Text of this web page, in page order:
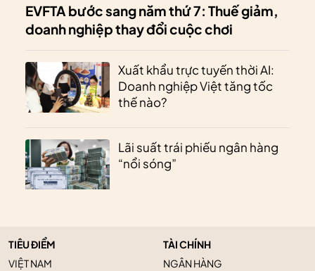
EVFTA bước sang năm thứ 7: Thuế giảm,
doanh nghiệp thay đổi cuộc chơi
Xuất khẩu trực tuyến thời AI:
Doanh nghiệp Việt tăng tốc
thế nào?
Lãi suất trái phiếu ngân hàng
“nổi sóng”
TIÊU ĐIỂM
VIỆT NAM
TÀI CHÍNH
NGÂN HÀNG